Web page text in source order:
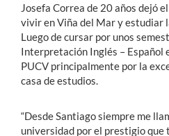
Josefa Correa de 20 años dejó
vivir en Viña del Mar y estudiar
Luego de cursar por unos
Interpretación Inglés – Español
PUCV principalmente por la
casa de estudios.
“Desde Santiago siempre me
universidad por el prestigio que